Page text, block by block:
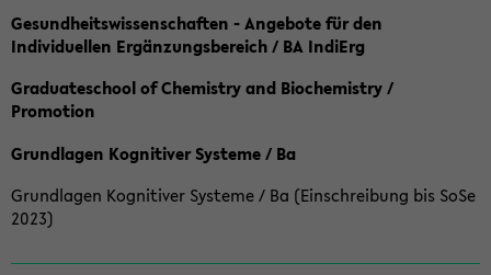
Gesundheitswissenschaften - Angebote für den
Individuellen Ergänzungsbereich / BA IndiErg
Graduateschool of Chemistry and Biochemistry /
Promotion
Grundlagen Kognitiver Systeme / Ba
Grundlagen Kognitiver Systeme / Ba (Einschreibung bis SoSe
2023)